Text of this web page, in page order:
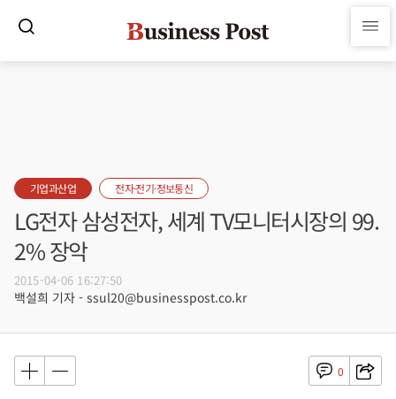
기업과산업 전자·전기·정보통신
LG전자 삼성전자, 세계 TV모니터시장의 99.
2% 장악
2015-04-06 16:27:50
백설희 기자 - ssul20@businesspost.co.kr
0